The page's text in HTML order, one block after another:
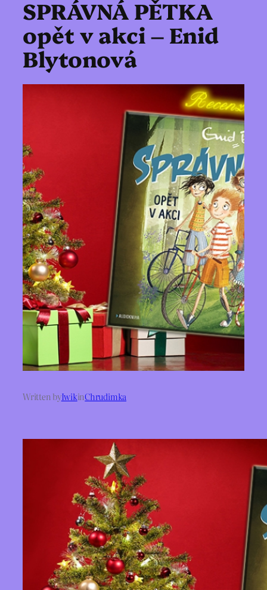
SPRÁVNÁ PĚTKA
opět v akci – Enid
Blytonová
Written byIwikinChrudimka